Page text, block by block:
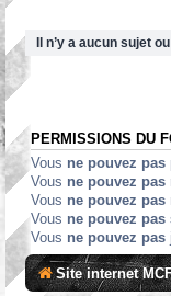
Il n’y a aucun sujet
PERMISSIONS DU
Vous ne pouvez pas
Vous ne pouvez pas
Vous ne pouvez pas
Vous ne pouvez pas
Vous ne pouvez pas
Site internet